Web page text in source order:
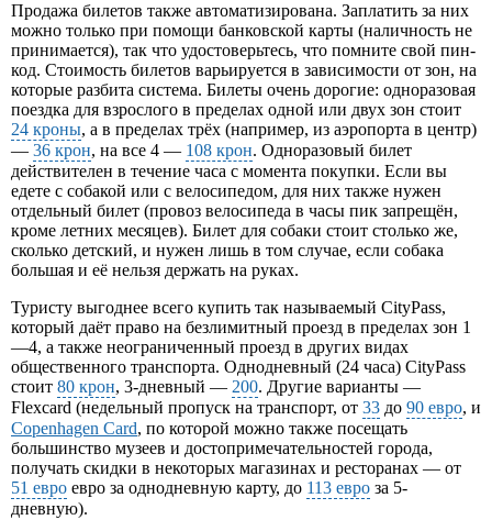
Продажа билетов также автоматизирована. Заплатить за них
можно только при помощи банковской карты (наличность не
принимается), так что удостоверьтесь, что помните свой пин-
код. Стоимость билетов варьируется в зависимости от зон, на
которые разбита система. Билеты очень дорогие: одноразовая
поездка для взрослого в пределах одной или двух зон стоит
24 кроны, а в пределах трёх (например, из аэропорта в центр)
— 36 крон, на все 4 — 108 крон. Одноразовый билет
действителен в течение часа с момента покупки. Если вы
едете с собакой или с велосипедом, для них также нужен
отдельный билет (провоз велосипеда в часы пик запрещён,
кроме летних месяцев). Билет для собаки стоит столько же,
сколько детский, и нужен лишь в том случае, если собака
большая и её нельзя держать на руках.
Туристу выгоднее всего купить так называемый CityPass,
который даёт право на безлимитный проезд в пределах зон 1
—4, а также неограниченный проезд в других видах
общественного транспорта. Однодневный (24 часа) CityPass
стоит 80 крон, 3-дневный — 200. Другие варианты —
Flexcard (недельный пропуск на транспорт, от 33 до 90 евро, и
Copenhagen Card, по которой можно также посещать
большинство музеев и достопримечательностей города,
получать скидки в некоторых магазинах и ресторанах — от
51 евро евро за однодневную карту, до 113 евро за 5-
дневную).